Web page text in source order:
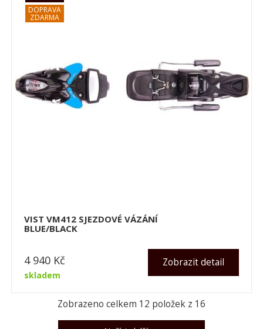
VIST VM412 SJEZDOVÉ VÁZÁNÍ
BLUE/BLACK
skladem
Zobrazit detail
4 940 Kč
Zobrazeno celkem 12 položek z 16